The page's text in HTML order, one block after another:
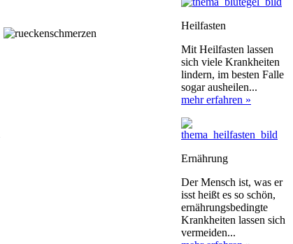
Heilfasten
Mit Heilfasten lassen
sich viele Krankheiten
lindern, im besten Falle
sogar ausheilen...
mehr erfahren »
Ernährung
Der Mensch ist, was er
isst heißt es so schön,
ernährungsbedingte
Krankheiten lassen sich
vermeiden...